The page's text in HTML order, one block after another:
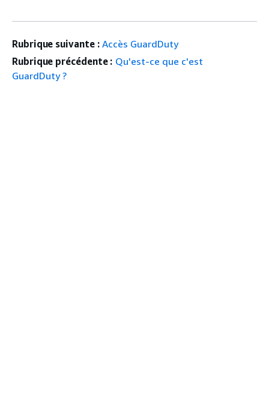
Rubrique suivante : Accès GuardDuty
Rubrique précédente : Qu'est-ce que c'est
GuardDuty ?